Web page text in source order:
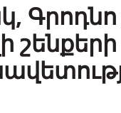
շենքերի